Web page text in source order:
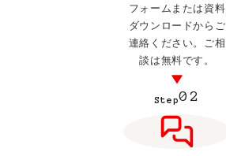
フォームまたは資料
ダウンロードからご
連絡ください。ご相
談は無料です。
Step02